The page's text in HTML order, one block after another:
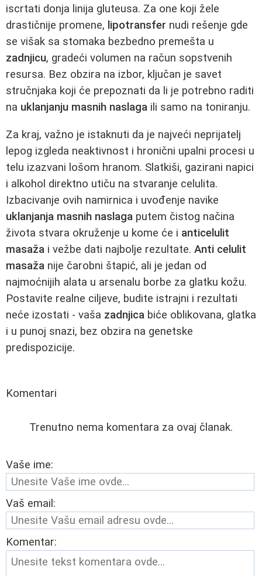
iscrtati donja linija gluteusa. Za one koji žele
drastičnije promene, lipotransfer nudi rešenje gde
se višak sa stomaka bezbedno premešta u
zadnjicu, gradeći volumen na račun sopstvenih
resursa. Bez obzira na izbor, ključan je savet
stručnjaka koji će prepoznati da li je potrebno raditi
na uklanjanju masnih naslaga ili samo na toniranju.
Za kraj, važno je istaknuti da je najveći neprijatelj
lepog izgleda neaktivnost i hronični upalni procesi u
telu izazvani lošom hranom. Slatkiši, gazirani napici
i alkohol direktno utiču na stvaranje celulita.
Izbacivanje ovih namirnica i uvođenje navike
uklanjanja masnih naslaga putem čistog načina
života stvara okruženje u kome će i anticelulit
masaža i vežbe dati najbolje rezultate. Anti celulit
masaža nije čarobni štapić, ali je jedan od
najmoćnijih alata u arsenalu borbe za glatku kožu.
Postavite realne ciljeve, budite istrajni i rezultati
neće izostati - vaša zadnjica biće oblikovana, glatka
i u punoj snazi, bez obzira na genetske
predispozicije.
Komentari
Trenutno nema komentara za ovaj članak.
Vaše ime:
Vaš email:
Komentar: